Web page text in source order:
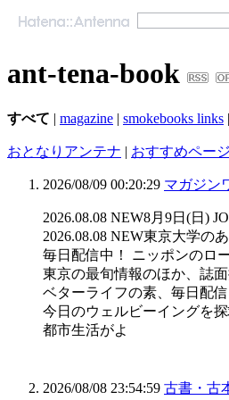
ant-tena-book
すべて | magazine | smokebooks links |
おとなりアンテナ | おすすめページ
2026/08/09 00:20:29 マガジン
2026.08.08 NEW8月9日(日)
2026.08.08 NEW東京大学の
毎日配信中！ ニッポンのロ
東京の最旬情報のほか、誌
ベターライフの素、毎日配信
今日のウェルビーイングを探
都市生活がよ
2026/08/08 23:54:59 古書・